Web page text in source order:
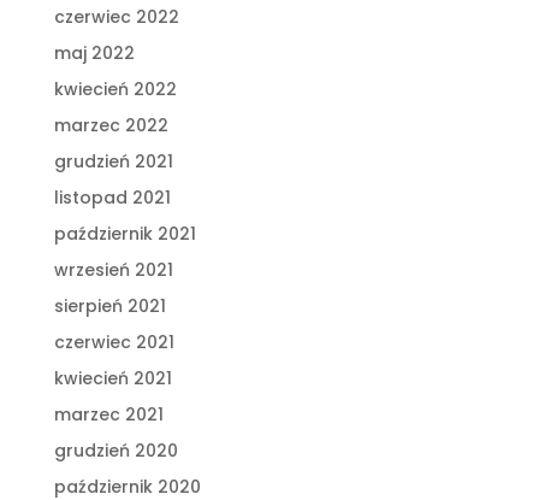
czerwiec 2022
maj 2022
kwiecień 2022
marzec 2022
grudzień 2021
listopad 2021
październik 2021
wrzesień 2021
sierpień 2021
czerwiec 2021
kwiecień 2021
marzec 2021
grudzień 2020
październik 2020